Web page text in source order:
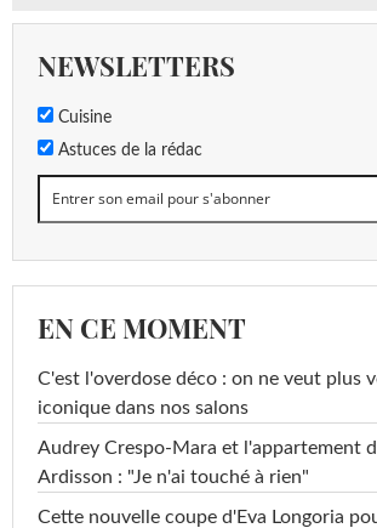
NEWSLETTERS
Cuisine
Astuces de la rédac
EN CE MOMENT
C'est l'overdose déco : on ne veut plus
iconique dans nos salons
Audrey Crespo-Mara et l'appartement
Ardisson : "Je n'ai touché à rien"
Cette nouvelle coupe d'Eva Longoria